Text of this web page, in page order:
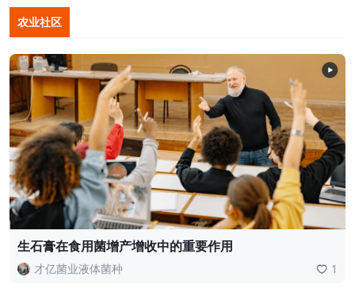
农业社区
生石膏在食用菌增产增收中的重要作用
才亿菌业液体菌种 1